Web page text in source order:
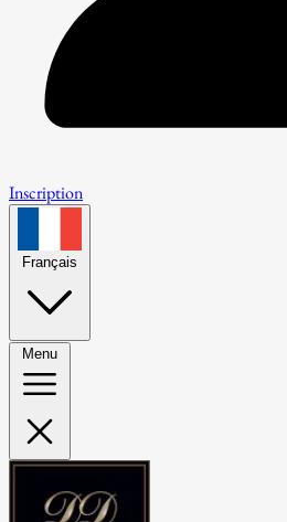
Inscription
Français
Menu